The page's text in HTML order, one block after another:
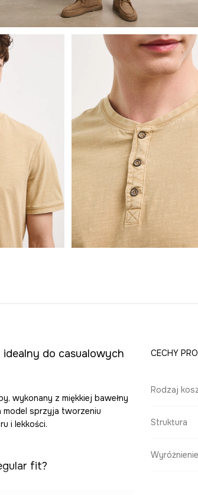
idealny do casualowych
wykonany z miękkiej bawełny
model sprzyja tworzeniu
i lekkości.
fit?
CECHY
Rodzaj
Struktura
Wyróżnienie